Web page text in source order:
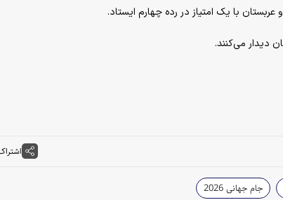
جام جهانی 2026